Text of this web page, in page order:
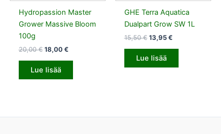
Hydropassion Master
Grower Massive Bloom
100g
20,00€ 18,00€
Lue lisää
GHE Terra Aquatica
Dualpart Grow SW 1L
15,50€ 13,95€
Lue lisää